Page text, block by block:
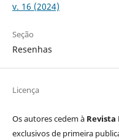
v. 16 (2024)
Seção
Resenhas
Licença
Os autores cedem à Revista
exclusivos de primeira